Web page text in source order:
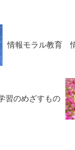
情報モラル教育
習のめざすもの